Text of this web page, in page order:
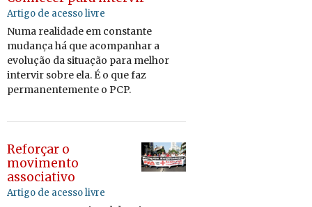
Artigo de acesso livre
Numa re­a­li­dade em cons­tante
mu­dança há que acom­pa­nhar a
evo­lução da si­tu­ação para me­lhor
in­tervir sobre ela. É o que faz
per­ma­nen­te­mente o PCP.
Reforçar o
movimento
associativo
Artigo de acesso livre